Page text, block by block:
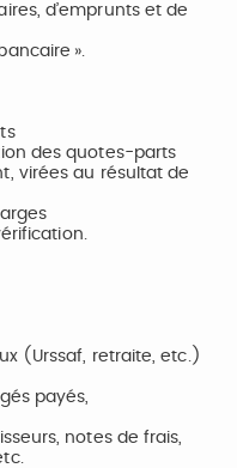
d’emprunts et de
».
des quotes-parts
virées au résultat de
(Urssaf, retraite, etc.)
payés,
notes de frais,